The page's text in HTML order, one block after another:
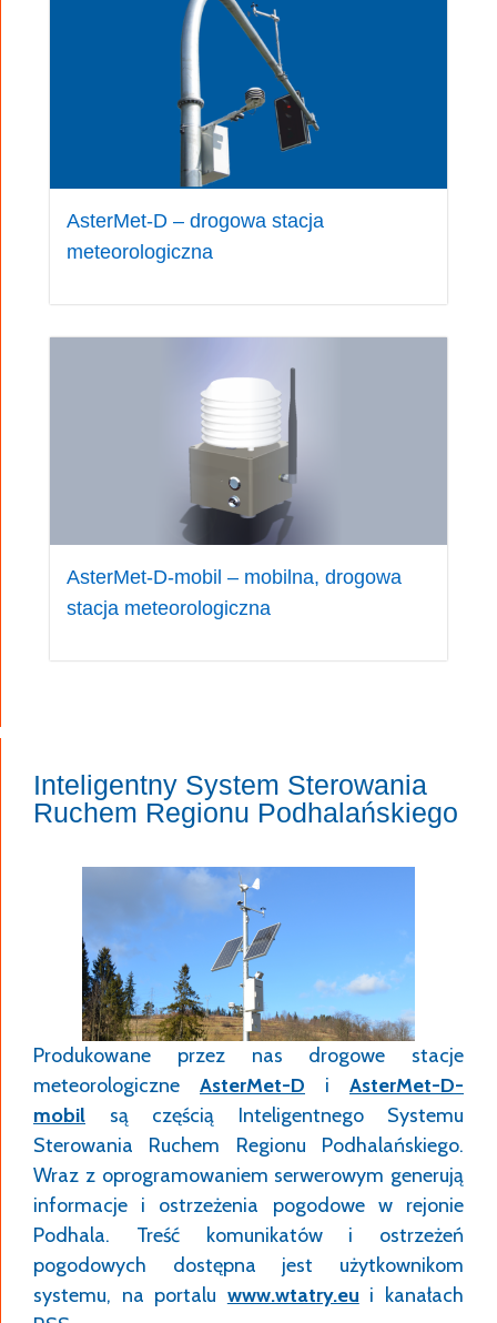
zaprogramowanego algorytmu sterowania.
Drugim sposobem programowania jest
stworzenie projektu przy pomocy pakietu
firmy GEVAS Software (
http://www.gevas.eu
Pakiet ten zawiera m.in. aplikację CROSSIG do
projektowania programu i tworzenia plików dla
sterownika oraz NONSTOP do dynamicznej
symulacji zaprojektowanych algorytmów.
sterownika, który zgodnie z nimi realizuje
algorytmy sterowania.
Optymalizacja sterowania
Sterownik
Aster IT
ma zaimplementowane
następujące systemu optymalizacji sterowania
sygnalizacją:
TRENDS, EPICS, interfrejs VTCenter i BALANCE
firmy GEVAS Software. Przeznaczony jest on do
sterowania skrzyżowaniami izolowanymi lub
pracującymi w koordynacji liniowej. Dzięki
zastosowaniu do optymalizacji algorytmów
genetycznych jest ona skuteczna, co zostało
potwierdzone na skrzyżowaniach.
SCATS. Jest to system sterowania
pracujący w oparciu o dynamicznie
AsterMet-D – drogowa stacja
meteorologiczna
AsterMet-D-mobil – mobilna, drogowa
stacja meteorologiczna
Inteligentny System Sterowania
Ruchem Regionu Podhalańskiego
Produkowane przez nas drogowe stacje
meteorologiczne AsterMet-D i AsterMet-D-
mobil są częścią Inteligentnego Systemu
Sterowania Ruchem Regionu Podhalańskiego.
Wraz z oprogramowaniem serwerowym generują
informacje i ostrzeżenia pogodowe w rejonie
Podhala. Treść komunikatów i ostrzeżeń
pogodowych dostępna jest użytkownikom
systemu, na portalu www.wtatry.eu i kanałach